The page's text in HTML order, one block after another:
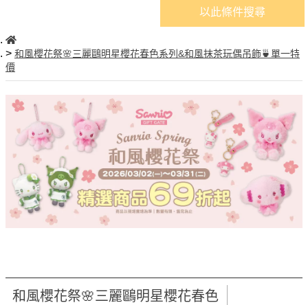
以此條件搜尋
和風櫻花祭🌸三麗鷗明星櫻花春色系列&和風抹茶玩偶吊飾🍵單一特
價
和風櫻花祭🌸三麗鷗明星櫻花春色